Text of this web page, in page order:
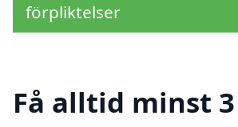
förpliktelser
Få alltid minst 3